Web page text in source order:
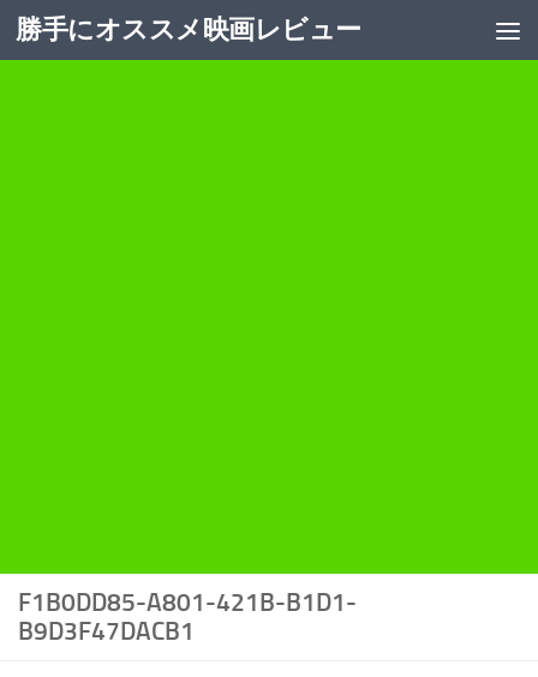
コンテンツへスキップ
勝手にオススメ映画レビュー
F1B0DD85-A801-421B-B1D1-
B9D3F47DACB1